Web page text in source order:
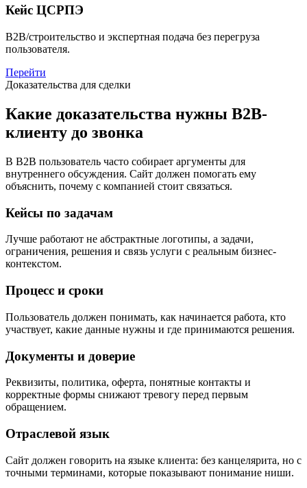
Кейс ЦСРПЭ
B2B/строительство и экспертная подача без перегруза
пользователя.
Перейти
Доказательства для сделки
Какие доказательства нужны B2B-
клиенту до звонка
В B2B пользователь часто собирает аргументы для
внутреннего обсуждения. Сайт должен помогать ему
объяснить, почему с компанией стоит связаться.
Кейсы по задачам
Лучше работают не абстрактные логотипы, а задачи,
ограничения, решения и связь услуги с реальным бизнес-
контекстом.
Процесс и сроки
Пользователь должен понимать, как начинается работа, кто
участвует, какие данные нужны и где принимаются решения.
Документы и доверие
Реквизиты, политика, оферта, понятные контакты и
корректные формы снижают тревогу перед первым
обращением.
Отраслевой язык
Сайт должен говорить на языке клиента: без канцелярита, но с
точными терминами, которые показывают понимание ниши.